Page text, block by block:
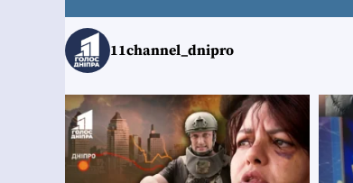
11channel_dnipro